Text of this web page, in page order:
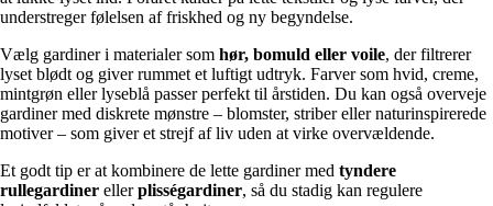
understreger følelsen af friskhed og ny begyndelse.
Vælg gardiner i materialer som hør, bomuld eller voile, der filtrerer
lyset blødt og giver rummet et luftigt udtryk. Farver som hvid, creme,
mintgrøn eller lyseblå passer perfekt til årstiden. Du kan også overveje
gardiner med diskrete mønstre – blomster, striber eller naturinspirerede
motiver – som giver et strejf af liv uden at virke overvældende.
Et godt tip er at kombinere de lette gardiner med tyndere
rullegardiner ellerplisségardiner, så du stadig kan regulere